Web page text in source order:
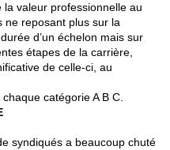
valeur professionnelle au
ne reposant plus sur la
d’un échelon mais sur
étapes de la carrière,
de celle-ci, au
catégorie A B C.
syndiqués a beaucoup chuté